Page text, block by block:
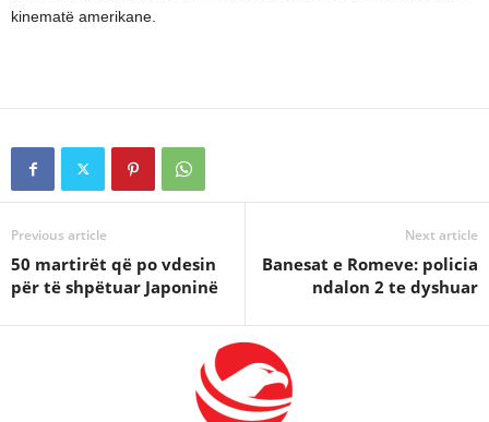
kinematë amerikane.
Previous article
50 martirët që po vdesin
për të shpëtuar Japoninë
Next article
Banesat e Romeve: policia
ndalon 2 te dyshuar